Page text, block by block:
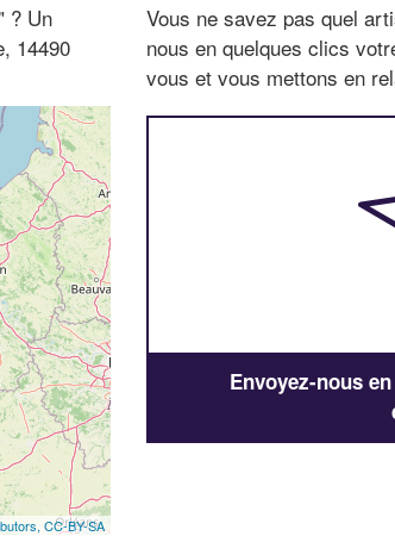
? Un
14490
CC-BY-SA
Vous ne savez pas quel
nous en quelques clics
vous et vous mettons en
Envoyez-nous